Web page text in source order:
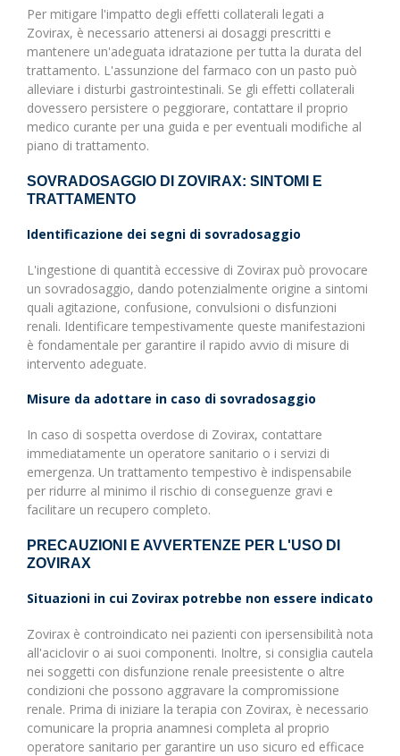
Per mitigare l'impatto degli effetti collaterali legati a
Zovirax, è necessario attenersi ai dosaggi prescritti e
mantenere un'adeguata idratazione per tutta la durata del
trattamento. L'assunzione del farmaco con un pasto può
alleviare i disturbi gastrointestinali. Se gli effetti collaterali
dovessero persistere o peggiorare, contattare il proprio
medico curante per una guida e per eventuali modifiche al
piano di trattamento.
SOVRADOSAGGIO DI ZOVIRAX: SINTOMI E
TRATTAMENTO
Identificazione dei segni di sovradosaggio
L'ingestione di quantità eccessive di Zovirax può provocare
un sovradosaggio, dando potenzialmente origine a sintomi
quali agitazione, confusione, convulsioni o disfunzioni
renali. Identificare tempestivamente queste manifestazioni
è fondamentale per garantire il rapido avvio di misure di
intervento adeguate.
Misure da adottare in caso di sovradosaggio
In caso di sospetta overdose di Zovirax, contattare
immediatamente un operatore sanitario o i servizi di
emergenza. Un trattamento tempestivo è indispensabile
per ridurre al minimo il rischio di conseguenze gravi e
facilitare un recupero completo.
PRECAUZIONI E AVVERTENZE PER L'USO DI
ZOVIRAX
Situazioni in cui Zovirax potrebbe non essere indicato
Zovirax è controindicato nei pazienti con ipersensibilità nota
all'aciclovir o ai suoi componenti. Inoltre, si consiglia cautela
nei soggetti con disfunzione renale preesistente o altre
condizioni che possono aggravare la compromissione
renale. Prima di iniziare la terapia con Zovirax, è necessario
comunicare la propria anamnesi completa al proprio
operatore sanitario per garantire un uso sicuro ed efficace